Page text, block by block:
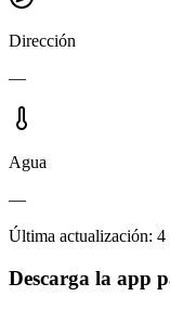
Dirección
—
Agua
—
Última actualización: 4
Descarga la app